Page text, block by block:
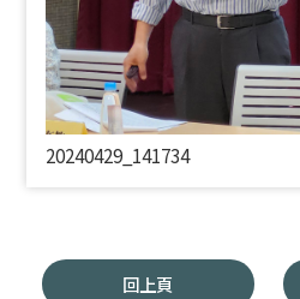
20240429_141734
回上頁